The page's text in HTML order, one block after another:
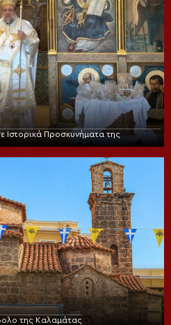
Προσκυνήματα της
της Καλαμάτας